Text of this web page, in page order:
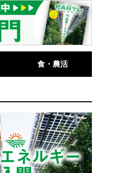
食・農活